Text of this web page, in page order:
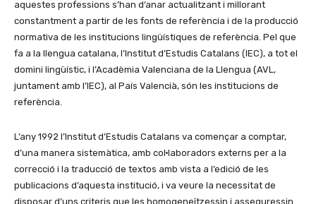
aquestes professions s’han d’anar actualitzant i millorant
constantment a partir de les fonts de referència i de la producció
normativa de les institucions lingüístiques de referència. Pel que
fa a la llengua catalana, l’Institut d’Estudis Catalans (IEC), a tot el
domini lingüístic, i l’Acadèmia Valenciana de la Llengua (AVL,
juntament amb l’IEC), al País Valencià, són les institucions de
referència.
L’any 1992 l’Institut d’Estudis Catalans va començar a comptar,
d’una manera sistemàtica, amb col·laboradors externs per a la
correcció i la traducció de textos amb vista a l’edició de les
publicacions d’aquesta institució, i va veure la necessitat de
disposar d’uns criteris que les homogeneïtzessin i asseguressin